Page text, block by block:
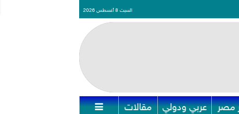
السبت 8 أغسطس 2026
مصر عربي ودولي مقالات 